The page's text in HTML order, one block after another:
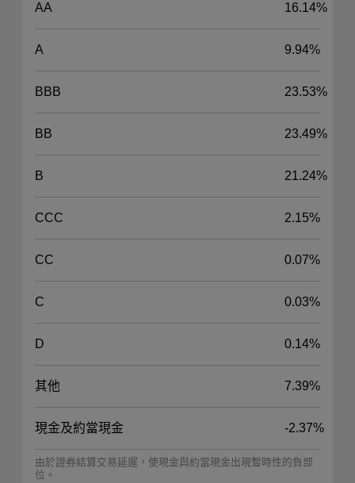
AA 16.14%
A 9.94%
BBB 23.53%
BB 23.49%
B 21.24%
CCC 2.15%
CC 0.07%
C 0.03%
D 0.14%
其他 7.39%
現金及約當現金 -2.37%
由於證券結算交易延遲，使現金與約當現金出現暫時性的負部
位。